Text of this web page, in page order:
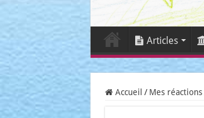
Articles
Accueil / Mes réactions